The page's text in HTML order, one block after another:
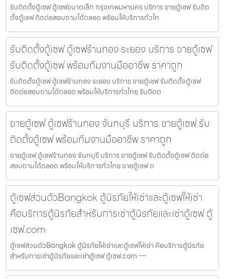
รับติดตั้งตู้เซฟ ตู้เซฟขนาดเล็ก กรุงเทพมหานคร บริการ ขายตู้เซฟ รับติด
ตั้งตู้เซฟ ติดต่อสอบถามได้ตลอด พร้อมให้บริการทั่วไท
รับติดตั้งตู้เซฟ ตู้เซฟร้านทอง ระยอง บริการ ขายตู้เซฟ
รับติดตั้งตู้เซฟ พร้อมทีมงานมืออาชีพ ราคาถูก
รับติดตั้งตู้เซฟ ตู้เซฟร้านทอง ระยอง บริการ ขายตู้เซฟ รับติดตั้งตู้เซฟ
ติดต่อสอบถามได้ตลอด พร้อมให้บริการทั่วไทย รับติดต
ขายตู้เซฟ ตู้เซฟร้านทอง จันทบุรี บริการ ขายตู้เซฟ รับ
ติดตั้งตู้เซฟ พร้อมทีมงานมืออาชีพ ราคาถูก
ขายตู้เซฟ ตู้เซฟร้านทอง จันทบุรี บริการ ขายตู้เซฟ รับติดตั้งตู้เซฟ ติดต่อ
สอบถามได้ตลอด พร้อมให้บริการทั่วไทย ขายตู้เซฟ ต
ตู้เซฟส่วนตัวBangkok ตู้นิรภัยให้เช่าและตู้เซฟให้เช่า
คือบริการตู้นิรภัยสำหรับการเช่าตู้นิรภัยและเช่าตู้เซฟ ตู้
เซฟ.com
ตู้เซฟส่วนตัวBangkok ตู้นิรภัยให้เช่าและตู้เซฟให้เช่า คือบริการตู้นิรภัย
สำหรับการเช่าตู้นิรภัยและเช่าตู้เซฟ ตู้เซฟ.com —